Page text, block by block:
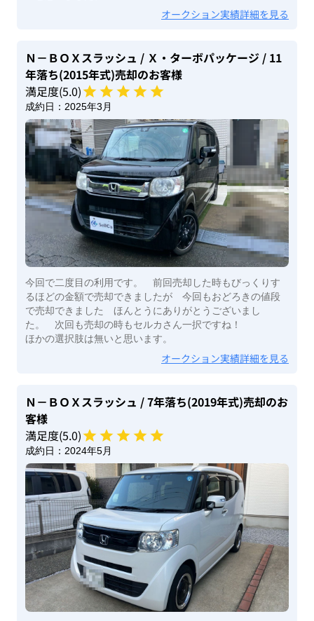
オークション実績詳細を見る
Ｎ－ＢＯＸスラッシュ / Ｘ・ターボパッケージ / 11
年落ち(2015年式)売却のお客様
満足度(5.0)
成約日： 2025年3月
今回で二度目の利用です。 前回売却した時もびっくりす
るほどの金額で売却できましたが 今回もおどろきの値段
で売却できました ほんとうにありがとうございまし
た。 次回も売却の時もセルカさん一択ですね！
ほかの選択肢は無いと思います。
オークション実績詳細を見る
Ｎ－ＢＯＸスラッシュ / 7年落ち(2019年式)売却のお
客様
満足度(5.0)
成約日： 2024年5月